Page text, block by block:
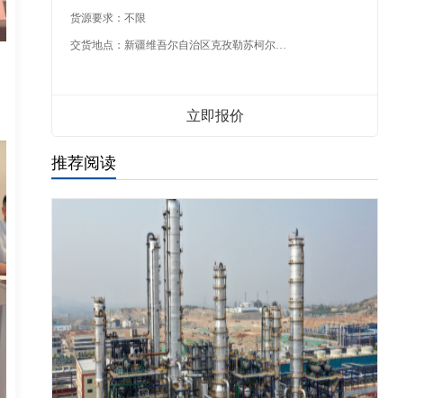
货源要求： 不限
交货地点： 新疆维吾尔自治区克孜勒苏柯尔克孜自治州
立即报价
推荐阅读